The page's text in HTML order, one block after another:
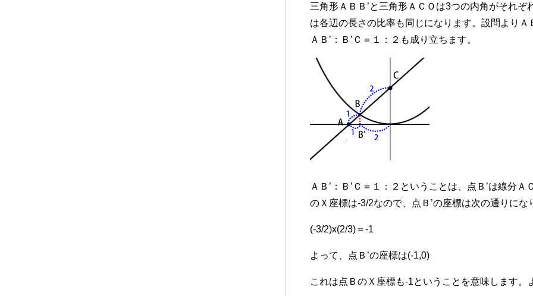
三角形ＡＢＢ’と三角形ＡＣＯは3つの内角がそれ
は各辺の長さの比率も同じになります。設問より
ＡＢ’：Ｂ’Ｃ＝１：２も成り立ちます。
ＡＢ’：Ｂ’Ｃ＝１：２ということは、点Ｂ’は線分
のＸ座標は-3/2なので、点Ｂ’の座標は次の通りにな
(-3/2)x(2/3)＝-1
よって、点Ｂ’の座標は(-1,0)
これは点ＢのＸ座標も-1ということを意味します。